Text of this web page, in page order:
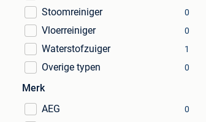
Stoomreiniger 0
Vloerreiniger 0
Waterstofzuiger 1
Overige typen 0
Merk
AEG
0